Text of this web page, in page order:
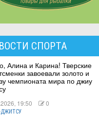
СПОРТА
Алина и Карина! Тверские
завоевали золото и
чемпионата мира по джиу
19:50 0